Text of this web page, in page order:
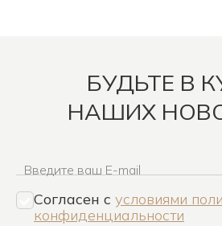
БУДЬТЕ В
НАШИХ
Введите ваш E-mail
Согласен c условиями
конфиденциальности